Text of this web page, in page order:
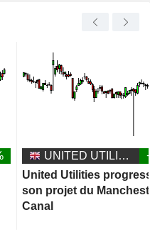
UNITED UTILITIES GROUP PLC
United Utilities
son projet du
Canal